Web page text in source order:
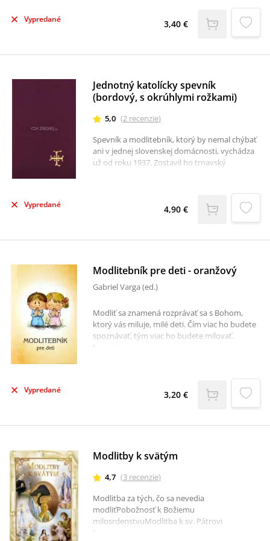
Zrealizovali sme dotlač žiadaného titulu a
vďaka tlačiarňam je knižka ešte menšia a
Vypredané 3,40 €
Jednotný katolícky spevník
(bordový, s okrúhlymi rožkami)
5,0 (2 recenzie)
Spevník a modlitebník, ktorý by nemal chýbať
ani v jednej slovenskej domácnosti, vychádza
už od roku 1937. Zostavil ho trnavský
vydanie vychádza v úplne novom grafickom
šate s mnohými praktickými prvkami a s
úvodom predsedu Konferencie biskupov
Vypredané 4,90 €
Modlitebník pre deti - oranžový
Gabriel Varga (ed.)
Modliť sa znamená rozprávať sa s Bohom,
ktorý vás miluje, milé deti. Čím viac ho budete
spoznávať, tým viac ho budete milovať.
Knižočka vám prináša základné vedomosti z
formáte, vhodnom do malej rúčky.K dispozícii
je aj Obal na modlitebník. Dostupné tiež v
Vypredané 3,20 €
Modlitby k svätým
4,7 (3 recenzie)
Modlitba za tých, čo sa nevedia
modliťPobožnosť k Božiemu
milosrdenstvuModlitba k sv. Pátrovi
PioviModlitba k sv. Júdovi TadeášoviModlitba